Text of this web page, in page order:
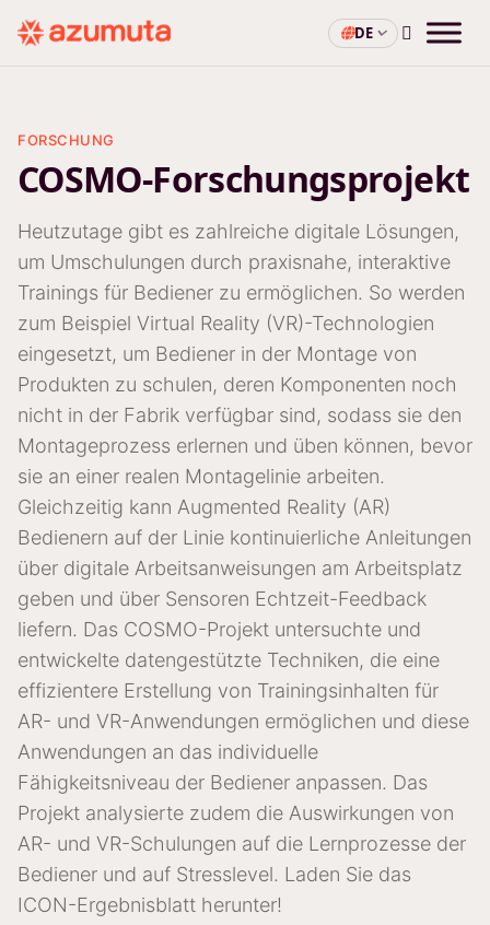
DE
FORSCHUNG
COSMO-Forschungsprojekt
Heutzutage gibt es zahlreiche digitale Lösungen,
um Umschulungen durch praxisnahe, interaktive
Trainings für Bediener zu ermöglichen. So werden
zum Beispiel Virtual Reality (VR)-Technologien
eingesetzt, um Bediener in der Montage von
Produkten zu schulen, deren Komponenten noch
nicht in der Fabrik verfügbar sind, sodass sie den
Montageprozess erlernen und üben können, bevor
sie an einer realen Montagelinie arbeiten.
Gleichzeitig kann Augmented Reality (AR)
Bedienern auf der Linie kontinuierliche Anleitungen
über digitale Arbeitsanweisungen am Arbeitsplatz
geben und über Sensoren Echtzeit-Feedback
liefern. Das COSMO-Projekt untersuchte und
entwickelte datengestützte Techniken, die eine
effizientere Erstellung von Trainingsinhalten für
AR- und VR-Anwendungen ermöglichen und diese
Anwendungen an das individuelle
Fähigkeitsniveau der Bediener anpassen. Das
Projekt analysierte zudem die Auswirkungen von
AR- und VR-Schulungen auf die Lernprozesse der
Bediener und auf Stresslevel. Laden Sie das
ICON-Ergebnisblatt herunter!